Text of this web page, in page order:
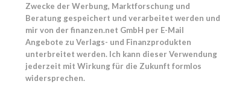
Zwecke der Werbung, Marktforschung und
Beratung gespeichert und verarbeitet werden und
mir von der finanzen.net GmbH per E-Mail
Angebote zu Verlags- und Finanzprodukten
unterbreitet werden. Ich kann dieser Verwendung
jederzeit mit Wirkung für die Zukunft formlos
widersprechen.